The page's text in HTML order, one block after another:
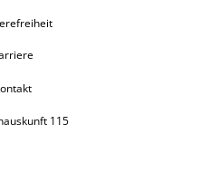
115